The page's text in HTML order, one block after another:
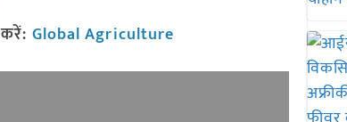
Global Agriculture